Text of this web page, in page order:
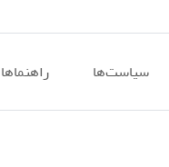
سیاست‌ها راهنماها